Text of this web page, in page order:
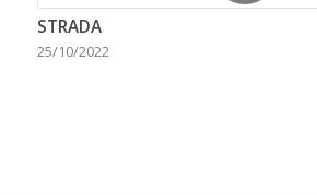
STRADA
25/10/2022